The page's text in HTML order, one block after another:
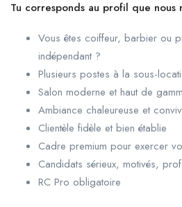
Tu corresponds au profil que nous
Vous êtes coiffeur, barbier ou
indépendant ?
Plusieurs postes à la sous-
Salon moderne et haut de
Ambiance chaleureuse et
Clientèle fidèle et bien établie
Cadre premium pour exercer
Candidats sérieux, motivés,
RC Pro obligatoire